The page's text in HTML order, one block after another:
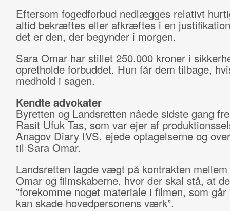
Eftersom fogedforbud nedlægges relativt
altid bekræftes eller afkræftes i en
det er den, der begynder i morgen.
Sara Omar har stillet 250.000 kroner i
opretholde forbuddet. Hun får dem tilbage,
medhold i sagen.
Kendte advokater
Byretten og Landsretten nåede sidste gang
Rasit Ufuk Tas, som var ejer af
Anagov Diary IVS, ejede optagelserne og
til Sara Omar.
Landsretten lagde vægt på kontrakten
Omar og filmskaberne, hvor der skal stå, at
”forekomme noget materiale i filmen, som
kan skade hovedpersonens værk”.